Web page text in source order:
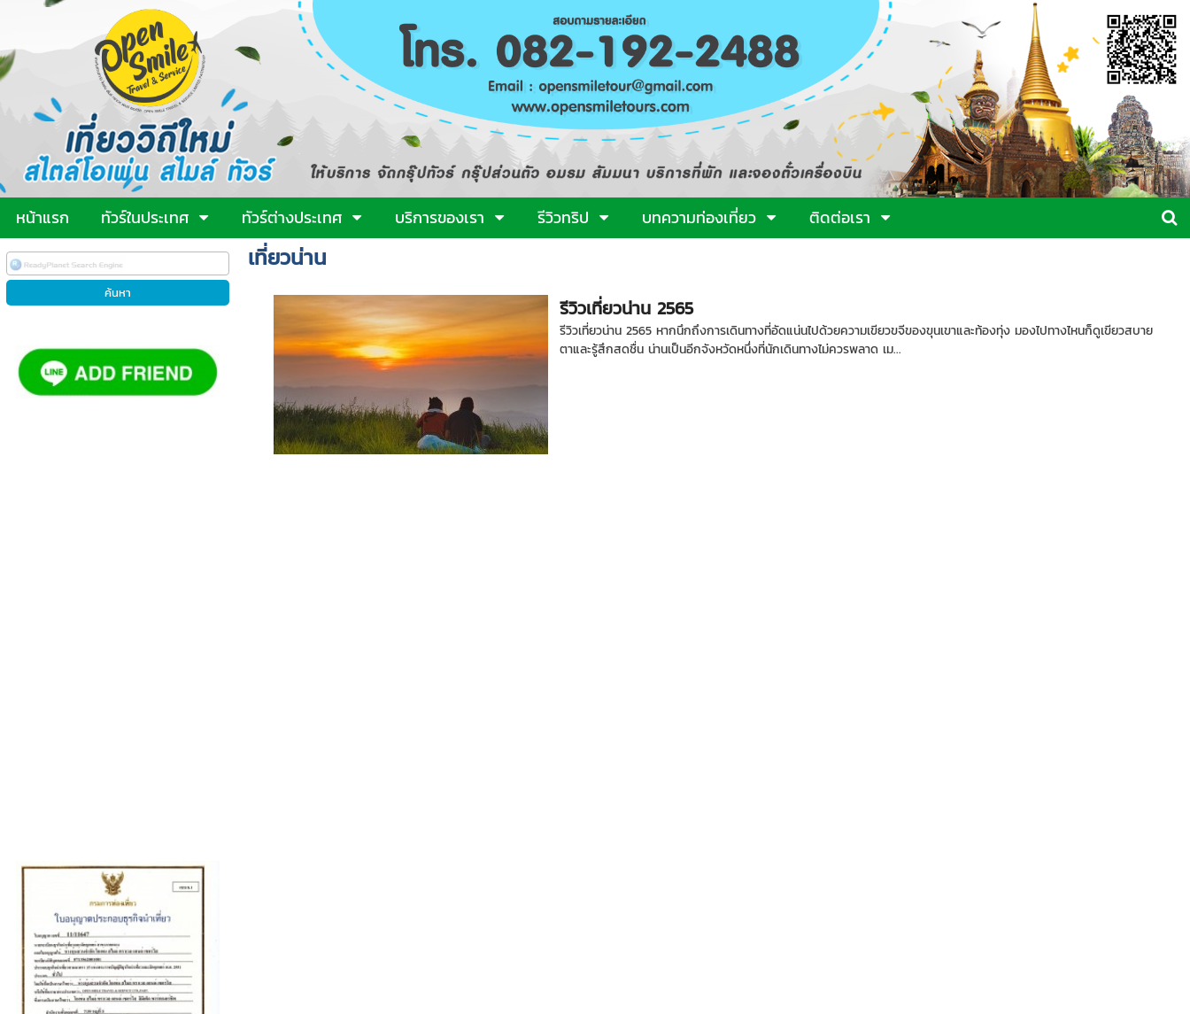
หน้าแรก ทัวร์ในประเทศ ทัวร์ต่างประเทศ บริการของเรา รีวิวทริป บทความท่องเที่ยว ติดต่อเรา
เที่ยวน่าน
รีวิวเที่ยวน่าน 2565
รีวิวเที่ยวน่าน 2565 หากนึกถึงการเดินทางที่อัดแน่นไปด้วยความเขียวขจีของขุนเขาและท้องทุ่ง มองไปทางไหนก็ดูเขียวสบาย
ตาและรู้สึกสดชื่น น่านเป็นอีกจังหวัดหนึ่งที่นักเดินทางไม่ควรพลาด เม...